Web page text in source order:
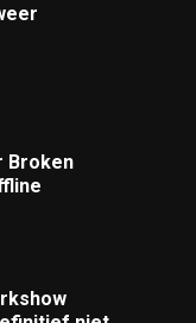
Broken